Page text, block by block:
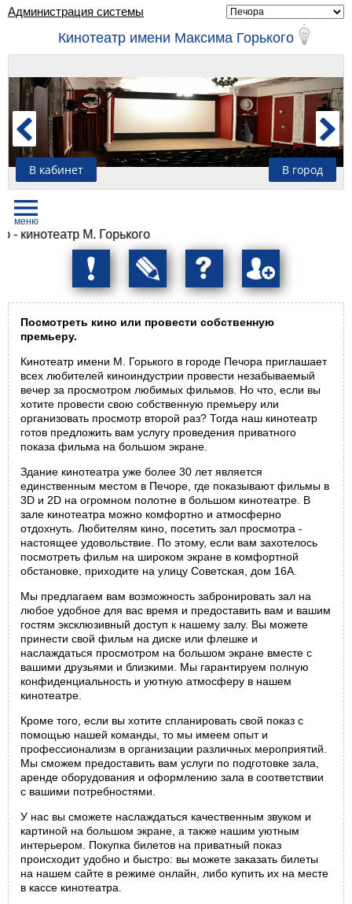
Администрация системы
Кинотеатр имени Максима Горького
В кабинет В город
М. Горького
Посмотреть кино или провести собственную
премьеру.
Кинотеатр имени М. Горького в городе Печора приглашает
всех любителей киноиндустрии провести незабываемый
вечер за просмотром любимых фильмов. Но что, если вы
хотите провести свою собственную премьеру или
организовать просмотр второй раз? Тогда наш кинотеатр
готов предложить вам услугу проведения приватного
показа фильма на большом экране.
Здание кинотеатра уже более 30 лет является
единственным местом в Печоре, где показывают фильмы в
3D и 2D на огромном полотне в большом кинотеатре. В
зале кинотеатра можно комфортно и атмосферно
отдохнуть. Любителям кино, посетить зал просмотра -
настоящее удовольствие. По этому, если вам захотелось
посмотреть фильм на широком экране в комфортной
обстановке, приходите на улицу Советская, дом 16А.
Мы предлагаем вам возможность забронировать зал на
любое удобное для вас время и предоставить вам и вашим
гостям эксклюзивный доступ к нашему залу. Вы можете
принести свой фильм на диске или флешке и
наслаждаться просмотром на большом экране вместе с
вашими друзьями и близкими. Мы гарантируем полную
конфиденциальность и уютную атмосферу в нашем
кинотеатре.
Кроме того, если вы хотите спланировать свой показ с
помощью нашей команды, то мы имеем опыт и
профессионализм в организации различных мероприятий.
Мы сможем предоставить вам услуги по подготовке зала,
аренде оборудования и оформлению зала в соответствии
с вашими потребностями.
У нас вы сможете наслаждаться качественным звуком и
картиной на большом экране, а также нашим уютным
интерьером. Покупка билетов на приватный показ
происходит удобно и быстро: вы можете заказать билеты
на нашем сайте в режиме онлайн, либо купить их на месте
в кассе кинотеатра.